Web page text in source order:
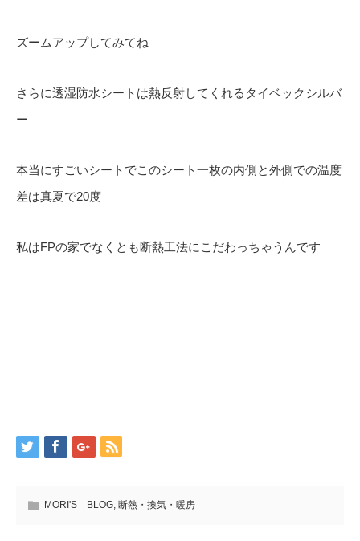
ズームアップしてみてね
さらに透湿防水シートは熱反射してくれるタイベックシルバ
ー
本当にすごいシートでこのシート一枚の内側と外側での温度
差は真夏で20度
私はFPの家でなくとも断熱工法にこだわっちゃうんです
MORI'S BLOG, 断熱・換気・暖房